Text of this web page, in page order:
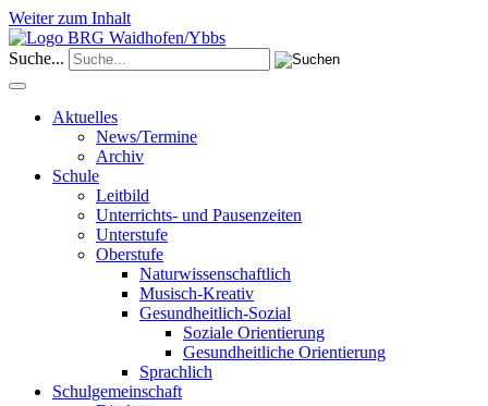
Weiter zum Inhalt
Suche...
Aktuelles
News/Termine
Archiv
Schule
Leitbild
Unterrichts- und Pausenzeiten
Unterstufe
Oberstufe
Naturwissenschaftlich
Musisch-Kreativ
Gesundheitlich-Sozial
Soziale Orientierung
Gesundheitliche Orientierung
Sprachlich
Schulgemeinschaft